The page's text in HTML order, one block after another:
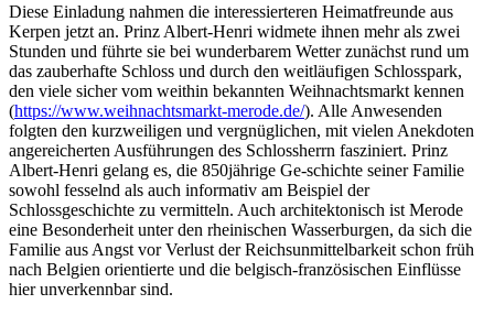
Diese Einladung nahmen die interessierteren Heimatfreunde aus
Kerpen jetzt an. Prinz Albert-Henri widmete ihnen mehr als zwei
Stunden und führte sie bei wunderbarem Wetter zunächst rund um
das zauberhafte Schloss und durch den weitläufigen Schlosspark,
den viele sicher vom weithin bekannten Weihnachtsmarkt kennen
(https://www.weihnachtsmarkt-merode.de/). Alle Anwesenden
folgten den kurzweiligen und vergnüglichen, mit vielen Anekdoten
angereicherten Ausführungen des Schlossherrn fasziniert. Prinz
Albert-Henri gelang es, die 850jährige Ge-schichte seiner Familie
sowohl fesselnd als auch informativ am Beispiel der
Schlossgeschichte zu vermitteln. Auch architektonisch ist Merode
eine Besonderheit unter den rheinischen Wasserburgen, da sich die
Familie aus Angst vor Verlust der Reichsunmittelbarkeit schon früh
nach Belgien orientierte und die belgisch-französischen Einflüsse
hier unverkennbar sind.